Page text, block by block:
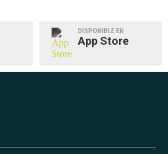
DISPONIBLE EN
App Store